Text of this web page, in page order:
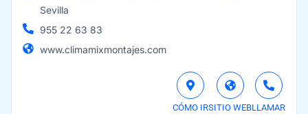
Sevilla
955 22 63 83
www.climamixmontajes.com
CÓMO IRSITIO WEBLLAMAR